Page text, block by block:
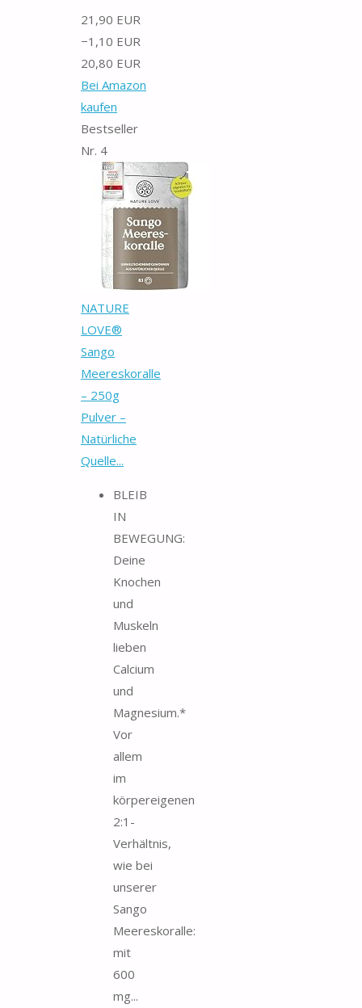
21,90 EUR
−1,10 EUR
20,80 EUR
Bei Amazon
kaufen
Bestseller
Nr. 4
NATURE
LOVE®
Sango
Meereskoralle
– 250g
Pulver –
Natürliche
Quelle...
BLEIB
IN
BEWEGUNG:
Deine
Knochen
und
Muskeln
lieben
Calcium
und
Magnesium.*
Vor
allem
im
körpereigenen
2:1-
Verhältnis,
wie bei
unserer
Sango
Meereskoralle:
mit
600
mg...